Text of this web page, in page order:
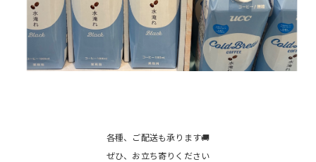
各種、ご配送も承ります🚚
ぜひ、お立ち寄りください